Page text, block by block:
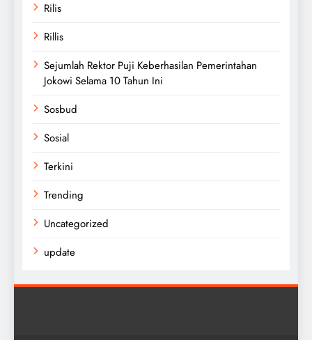
Rilis
Rillis
Sejumlah Rektor Puji Keberhasilan Pemerintahan
Jokowi Selama 10 Tahun Ini
Sosbud
Sosial
Terkini
Trending
Uncategorized
update